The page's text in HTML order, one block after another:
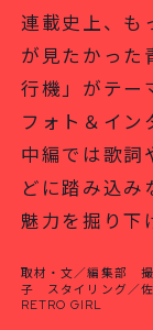
連載史上、も
が見たかった
行機」がテー
フォト＆イン
中編では歌詞
どに踏み込み
魅力を掘り下
取材・文／編集部
子 スタイリング／
RETRO GIRL